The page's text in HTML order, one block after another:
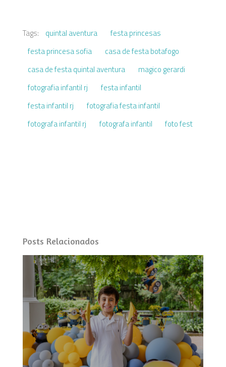
Tags: quintal aventura
festa princesas
festa princesa sofia
casa de festa botafogo
casa de festa quintal aventura
magico gerardi
fotografia infantil rj
festa infantil
festa infantil rj
fotografia festa infantil
fotografa infantil rj
fotografa infantil foto fest
Posts Relacionados